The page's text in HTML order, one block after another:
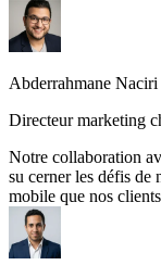
Directeur marketing
Notre collaboration
su cerner les défis de
mobile que nos